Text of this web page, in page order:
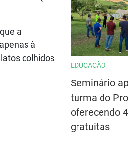
a
à
colhidos
EDUCAÇÃO
Seminário
turma do
oferecendo
gratuitas